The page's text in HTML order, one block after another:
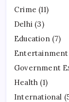
Crime (11)
Delhi (3)
Education(7)
Entertainment
Government
Health (1)
International